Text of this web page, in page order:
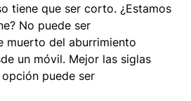
tiene que ser corto. ¿Estamos
No puede ser
muerto del aburrimiento
un móvil. Mejor las siglas
puede ser